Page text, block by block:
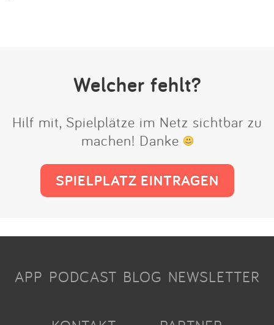
Welcher fehlt?
Hilf mit, Spielplätze im Netz sichtbar zu
machen! Danke
SPIELPLATZ EINTRAGEN
APP PODCAST BLOG NEWSLETTER